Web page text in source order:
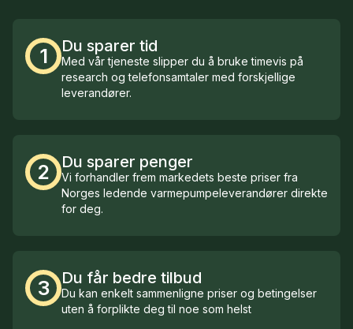
1 Du sparer tid
Med vår tjeneste slipper du å bruke timevis på
research og telefonsamtaler med forskjellige
leverandører.
2 Du sparer penger
Vi forhandler frem markedets beste priser fra
Norges ledende varmepumpeleverandører direkte
for deg.
3 Du får bedre tilbud
Du kan enkelt sammenligne priser og betingelser
uten å forplikte deg til noe som helst